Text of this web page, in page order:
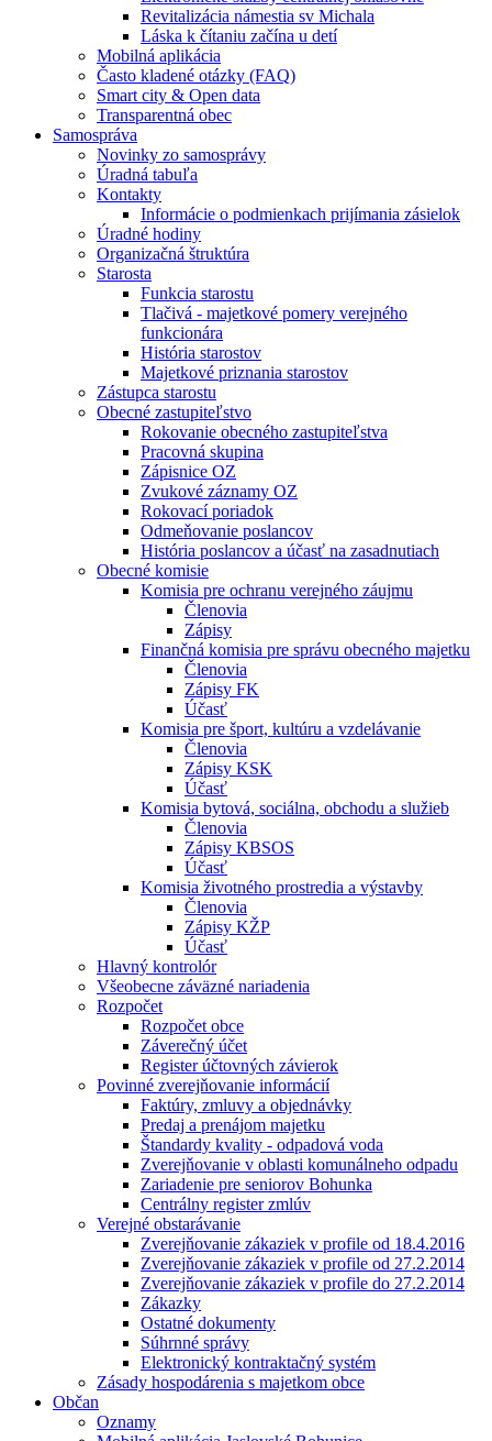
Revitalizácia námestia sv Michala
Láska k čítaniu začína u detí
Mobilná aplikácia
Často kladené otázky (FAQ)
Smart city & Open data
Transparentná obec
Samospráva
Novinky zo samosprávy
Úradná tabuľa
Kontakty
Informácie o podmienkach prijímania zásielok
Úradné hodiny
Organizačná štruktúra
Starosta
Funkcia starostu
Tlačivá - majetkové pomery verejného
funkcionára
História starostov
Majetkové priznania starostov
Zástupca starostu
Obecné zastupiteľstvo
Rokovanie obecného zastupiteľstva
Pracovná skupina
Zápisnice OZ
Zvukové záznamy OZ
Rokovací poriadok
Odmeňovanie poslancov
História poslancov a účasť na zasadnutiach
Obecné komisie
Komisia pre ochranu verejného záujmu
Členovia
Zápisy
Finančná komisia pre správu obecného majetku
Členovia
Zápisy FK
Účasť
Komisia pre šport, kultúru a vzdelávanie
Členovia
Zápisy KSK
Účasť
Komisia bytová, sociálna, obchodu a služieb
Členovia
Zápisy KBSOS
Účasť
Komisia životného prostredia a výstavby
Členovia
Zápisy KŽP
Účasť
Hlavný kontrolór
Všeobecne záväzné nariadenia
Rozpočet
Rozpočet obce
Záverečný účet
Register účtovných závierok
Povinné zverejňovanie informácií
Faktúry, zmluvy a objednávky
Predaj a prenájom majetku
Štandardy kvality - odpadová voda
Zverejňovanie v oblasti komunálneho odpadu
Zariadenie pre seniorov Bohunka
Centrálny register zmlúv
Verejné obstarávanie
Zverejňovanie zákaziek v profile od 18.4.2016
Zverejňovanie zákaziek v profile od 27.2.2014
Zverejňovanie zákaziek v profile do 27.2.2014
Zákazky
Ostatné dokumenty
Súhrnné správy
Elektronický kontraktačný systém
Zásady hospodárenia s majetkom obce
Občan
Oznamy